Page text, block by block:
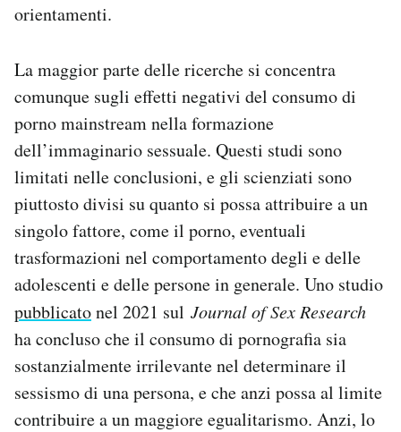
orientamenti.
La maggior parte delle ricerche si concentra
comunque sugli effetti negativi del consumo di
porno mainstream nella formazione
dell’immaginario sessuale. Questi studi sono
limitati nelle conclusioni, e gli scienziati sono
piuttosto divisi su quanto si possa attribuire a un
singolo fattore, come il porno, eventuali
trasformazioni nel comportamento degli e delle
adolescenti e delle persone in generale. Uno studio
pubblicatonel 2021 sul Journal of Sex Research
ha concluso che il consumo di pornografia sia
sostanzialmente irrilevante nel determinare il
sessismo di una persona, e che anzi possa al limite
contribuire a un maggiore egualitarismo. Anzi, lo